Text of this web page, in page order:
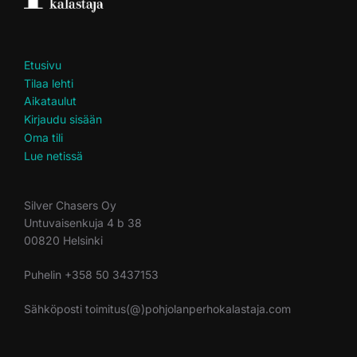
Etusivu
Tilaa lehti
Aikataulut
Kirjaudu sisään
Oma tili
Lue netissä
Silver Chasers Oy
Untuvaisenkuja 4 b 38
00820 Helsinki
Puhelin +358 50 3437153
Sähköposti toimitus(@)pohjolanperhokalastaja.com